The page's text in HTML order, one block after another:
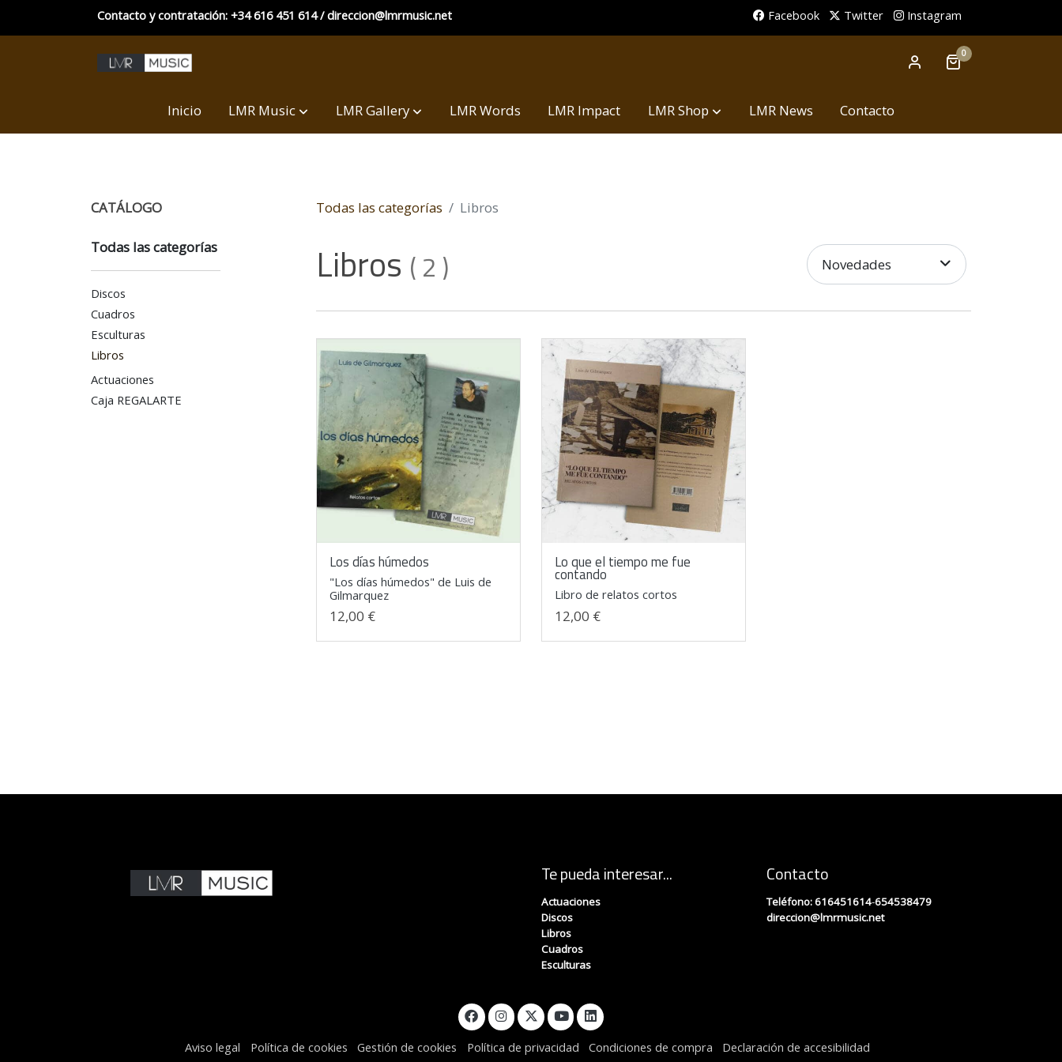
Contacto y contratación: +34 616 451 614 / direccion@lmrmusic.net Facebook Twitter Instagram
0
Inicio LMR Music LMR Gallery LMR Words LMR Impact LMR Shop LMR News Contacto
CATÁLOGO
Todas las categorías
Discos
Cuadros
Esculturas
Libros
Actuaciones
Caja REGALARTE
Todas las categorías Libros
Libros (2 ) Novedades
Los días húmedos
"Los días húmedos" de Luis de
Gilmarquez
12,00 €
Lo que el tiempo me fue
contando
Libro de relatos cortos
12,00 €
Te pueda interesar...
Actuaciones
Discos
Libros
Cuadros
Esculturas
Contacto
Teléfono:616451614-654538479
direccion@lmrmusic.net
Aviso legal Política de cookies Gestión de cookies Política de privacidad Condiciones de compra Declaración de accesibilidad